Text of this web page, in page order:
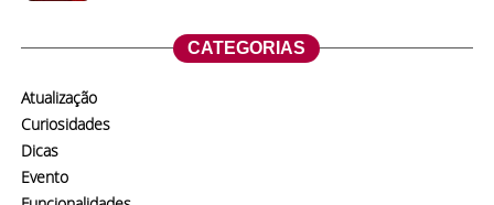
CATEGORIAS
Atualização
Curiosidades
Dicas
Evento